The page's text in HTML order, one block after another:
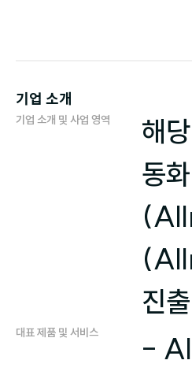
기업 소개
기업 소개 및 사업 영역
해
동
진
대표 제품 및 서비스
-